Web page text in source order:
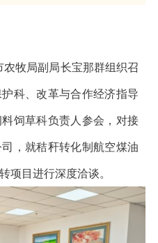
农牧局副局长宝那群组织召
科、改革与合作经济指导
饲草科负责人参会，对接
，就秸秆转化制航空煤油
项目进行深度洽谈。